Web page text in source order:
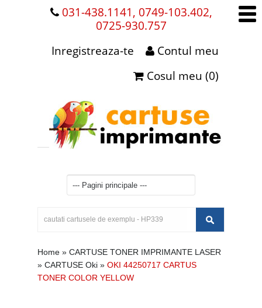
031-438.1141, 0749-103.402,
0725-930.757
Contul meu
Inregistreaza-te
Cosul meu (0)
Home » CARTUSE TONER IMPRIMANTE LASER
» CARTUSE Oki » OKI 44250717 CARTUS
TONER COLOR YELLOW